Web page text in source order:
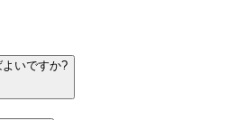
いですか?